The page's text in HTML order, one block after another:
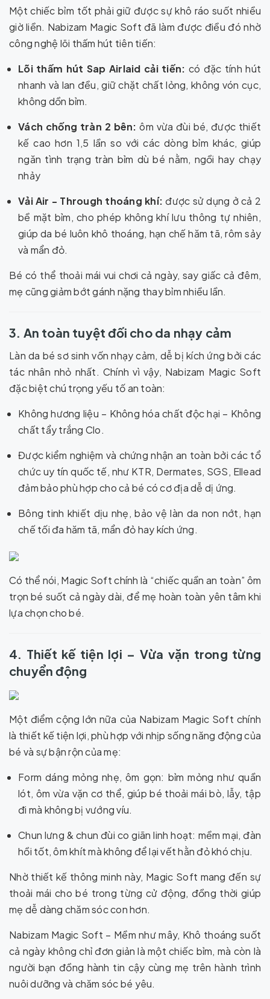
Một chiếc bỉm tốt phải giữ được sự khô ráo suốt nhiều
giờ liền. Nabizam Magic Soft đã làm được điều đó nhờ
công nghệ lõi thấm hút tiên tiến:
Lõi thấm hút Sap Airlaid cải tiến: có đặc tính hút
nhanh và lan đều, giữ chặt chất lỏng, không vón cục,
không dồn bỉm.
Vách chống tràn 2 bên:ôm vừa đùi bé, được thiết
kế cao hơn 1,5 lần so với các dòng bỉm khác, giúp
ngăn tình trạng tràn bỉm dù bé nằm, ngồi hay chạy
nhảy
Vải Air - Through thoáng khí: được sử dụng ở cả 2
bề mặt bỉm, cho phép không khí lưu thông tự nhiên,
giúp da bé luôn khô thoáng, hạn chế hăm tã, rôm sảy
và mẩn đỏ.
Bé có thể thoải mái vui chơi cả ngày, say giấc cả đêm,
mẹ cũng giảm bớt gánh nặng thay bỉm nhiều lần.
3. An toàn tuyệt đối cho da nhạy cảm
Làn da bé sơ sinh vốn nhạy cảm, dễ bị kích ứng bởi các
tác nhân nhỏ nhất. Chính vì vậy, Nabizam Magic Soft
đặc biệt chú trọng yếu tố an toàn:
Không hương liệu – Không hóa chất độc hại – Không
chất tẩy trắng Clo.
Được kiểm nghiệm và chứng nhận an toàn bởi các tổ
chức uy tín quốc tế, như KTR, Dermates, SGS, Ellead
đảm bảo phù hợp cho cả bé có cơ địa dễ dị ứng.
Bông tinh khiết dịu nhẹ, bảo vệ làn da non nớt, hạn
chế tối đa hăm tã, mẩn đỏ hay kích ứng.
Có thể nói, Magic Soft chính là “chiếc quần an toàn” ôm
trọn bé suốt cả ngày dài, để mẹ hoàn toàn yên tâm khi
lựa chọn cho bé.
4. Thiết kế tiện lợi – Vừa vặn trong từng
chuyển động
Một điểm cộng lớn nữa của Nabizam Magic Soft chính
là thiết kế tiện lợi, phù hợp với nhịp sống năng động của
bé và sự bận rộn của mẹ:
Form dáng mỏng nhẹ, ôm gọn: bỉm mỏng như quần
lót, ôm vừa vặn cơ thể, giúp bé thoải mái bò, lẫy, tập
đi mà không bị vướng víu.
Chun lưng & chun đùi co giãn linh hoạt: mềm mại, đàn
hồi tốt, ôm khít mà không để lại vết hằn đỏ khó chịu.
Nhờ thiết kế thông minh này, Magic Soft mang đến sự
thoải mái cho bé trong từng cử động, đồng thời giúp
mẹ dễ dàng chăm sóc con hơn.
Nabizam Magic Soft – Mềm như mây, Khô thoáng suốt
cả ngày không chỉ đơn giản là một chiếc bỉm, mà còn là
người bạn đồng hành tin cậy cùng mẹ trên hành trình
nuôi dưỡng và chăm sóc bé yêu.